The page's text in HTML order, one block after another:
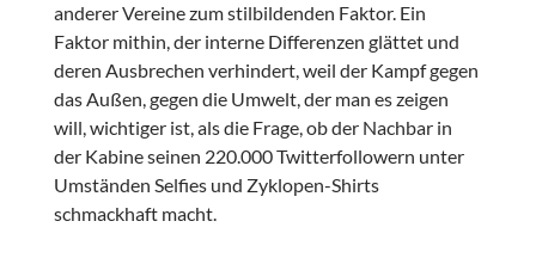
anderer Vereine zum stilbildenden Faktor. Ein
Faktor mithin, der interne Differenzen glättet und
deren Ausbrechen verhindert, weil der Kampf gegen
das Außen, gegen die Umwelt, der man es zeigen
will, wichtiger ist, als die Frage, ob der Nachbar in
der Kabine seinen 220.000 Twitterfollowern unter
Umständen Selfies und Zyklopen-Shirts
schmackhaft macht.